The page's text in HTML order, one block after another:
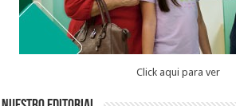
Click aqui para ver